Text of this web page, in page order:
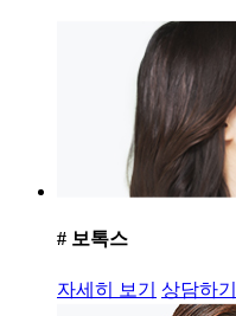
# 보톡스
자세히 보기 상담하기